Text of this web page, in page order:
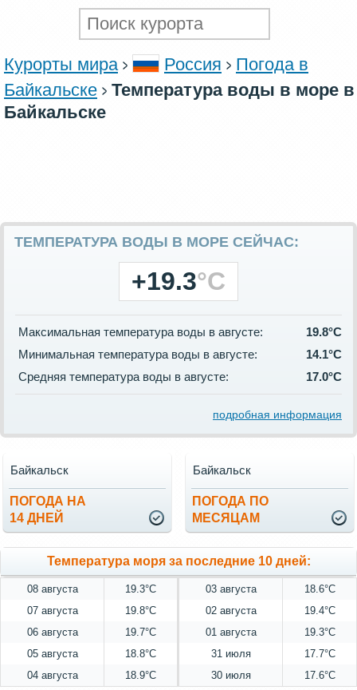
Курорты мира Россия
Погода в
Байкальске
Температура воды в море в
Байкальске
ТЕМПЕРАТУРА ВОДЫ В МОРЕ СЕЙЧАС:
+19.3°C
Максимальная температура воды в августе:
19.8°C
Минимальная температура воды в августе:
14.1°C
Средняя температура воды в августе:
17.0°C
подробная информация
ПОГОДА НА
14 ДНЕЙ
Байкальск
ПОГОДА ПО
МЕСЯЦАМ
Байкальск
Температура моря за последние 10 дней:
08 августа 19.3°C 03 августа
18.6°C
07 августа
19.8°C 02 августа
19.4°C
06 августа
19.7°C 01 августа
19.3°C
05 августа
18.8°C 31 июля
17.7°C
04 августа
18.9°C 30 июля 17.6°C